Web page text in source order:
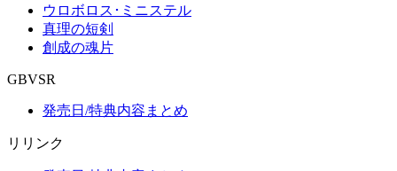
ウロボロス･ミニステル
真理の短剣
創成の魂片
GBVSR
発売日/特典内容まとめ
リリンク